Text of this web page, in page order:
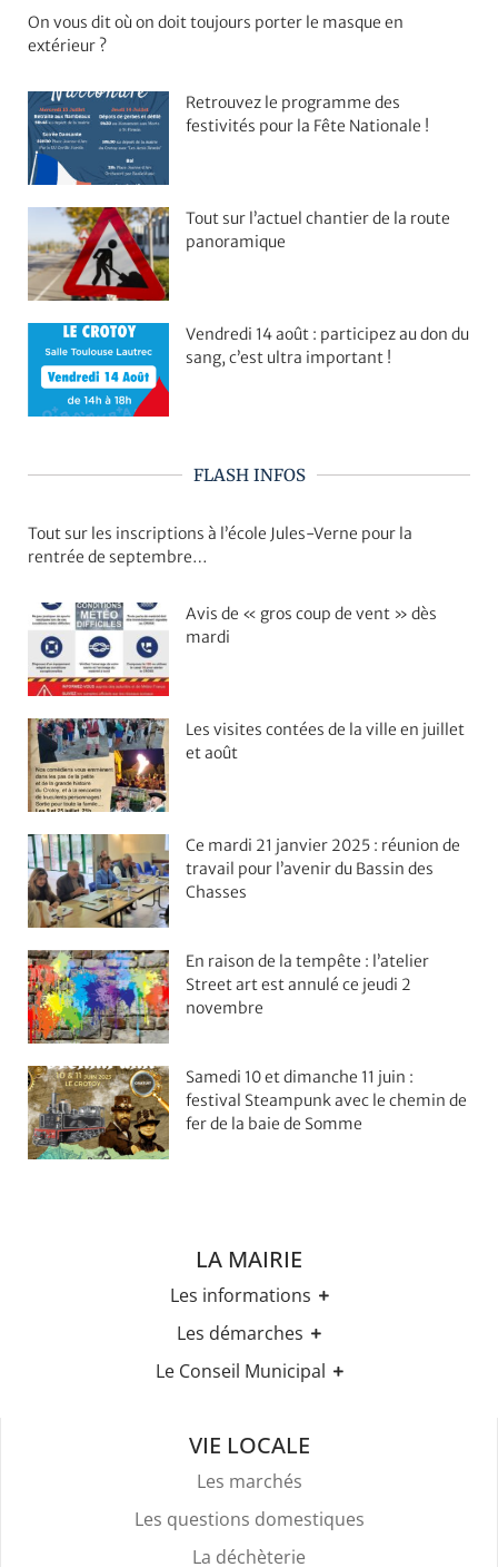
On vous dit où on doit toujours porter le masque en
extérieur ?
Retrouvez le programme des
festivités pour la Fête Nationale !
Tout sur l’actuel chantier de la route
panoramique
Vendredi 14 août : participez au don du
sang, c’est ultra important !
FLASH INFOS
Tout sur les inscriptions à l’école Jules-Verne pour la
rentrée de septembre…
Avis de « gros coup de vent » dès
mardi
Les visites contées de la ville en juillet
et août
Ce mardi 21 janvier 2025 : réunion de
travail pour l’avenir du Bassin des
Chasses
En raison de la tempête : l’atelier
Street art est annulé ce jeudi 2
novembre
Samedi 10 et dimanche 11 juin :
festival Steampunk avec le chemin de
fer de la baie de Somme
LA MAIRIE
Les informations
Les horaires
Les élections
Stationnement
Les démarches
Etat-civil
Recensement militaire
Mariage & Pacs
Livret de Famille
Légalisation de signature
Services Funéraires
Le Conseil Municipal
VIE LOCALE
Les marchés
Les questions domestiques
La déchèterie